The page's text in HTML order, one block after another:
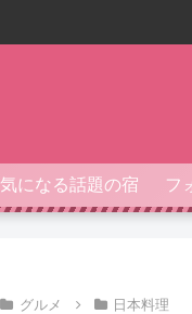
気になる話題の宿
グルメ 日本料理